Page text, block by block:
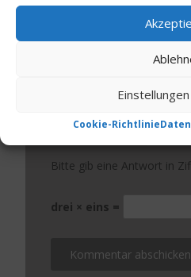
Cookie-Richtlinie
E-Mail-Adresse*
Bitte gib eine Antwort in
drei × eins =